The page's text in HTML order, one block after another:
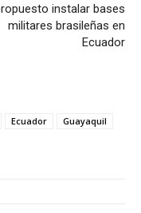
instalar bases
militares brasileñas en
Ecuador
Ecuador
Guayaquil